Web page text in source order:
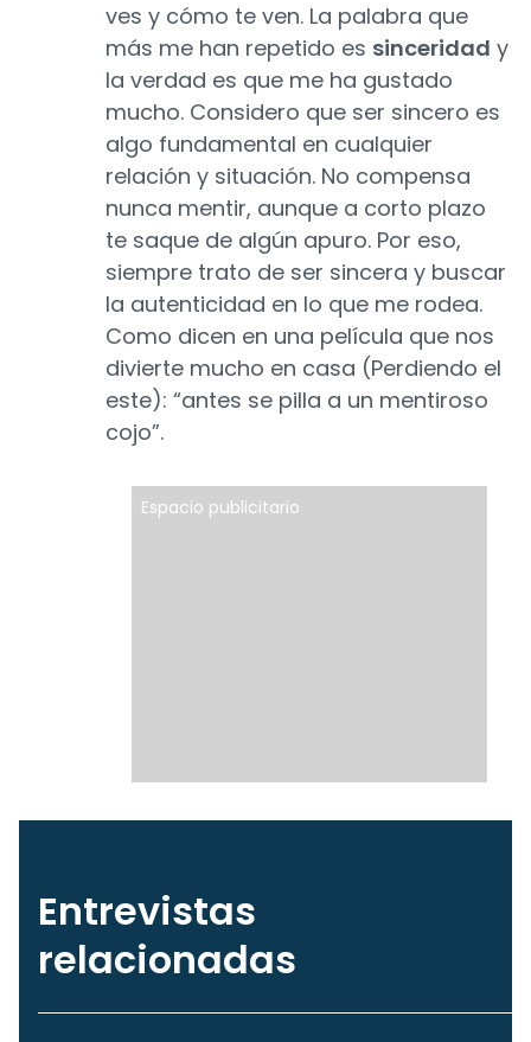
ves y cómo te ven. La palabra que
más me han repetido es sinceridad y
la verdad es que me ha gustado
mucho. Considero que ser sincero es
algo fundamental en cualquier
relación y situación. No compensa
nunca mentir, aunque a corto plazo
te saque de algún apuro. Por eso,
siempre trato de ser sincera y buscar
la autenticidad en lo que me rodea.
Como dicen en una película que nos
divierte mucho en casa (Perdiendo el
este): “antes se pilla a un mentiroso
cojo”.
Espacio publicitario
Entrevistas
relacionadas